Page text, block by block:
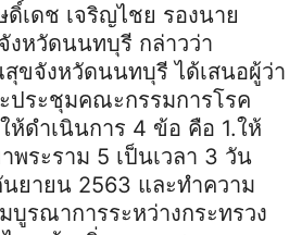
เดช เจริญไชย รองนาย
หวัดนนทบุรี กล่าวว่า
ขจังหวัดนนทบุรี ได้เสนอผู้ว่า
ประชุมคณะกรรมการโรค
ดำเนินการ 4 ข้อ คือ 1.ให้
พระราม 5 เป็นเวลา 3 วัน
ยายน 2563 และทำความ
รณาการระหว่างกระทรวง